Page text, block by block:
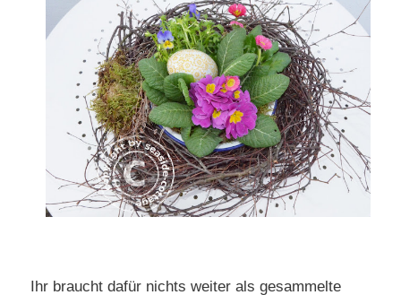
Ihr braucht dafür nichts weiter als gesammelte